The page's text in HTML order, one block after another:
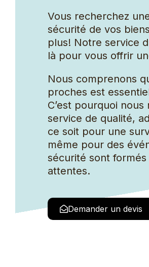
Concierge
Coursier
Vous recherchez
sécurité de vos
plus! Notre service
là pour vous offrir
Nous comprenons
proches est
C’est pourquoi
service de qualité,
ce soit pour une
même pour des
sécurité sont
attentes.
Demander un devis